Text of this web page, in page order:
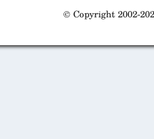
© Copyright 2002-